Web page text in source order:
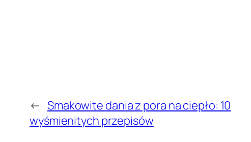
← Smakowite dania z pora na ciepło: 10
wyśmienitych przepisów